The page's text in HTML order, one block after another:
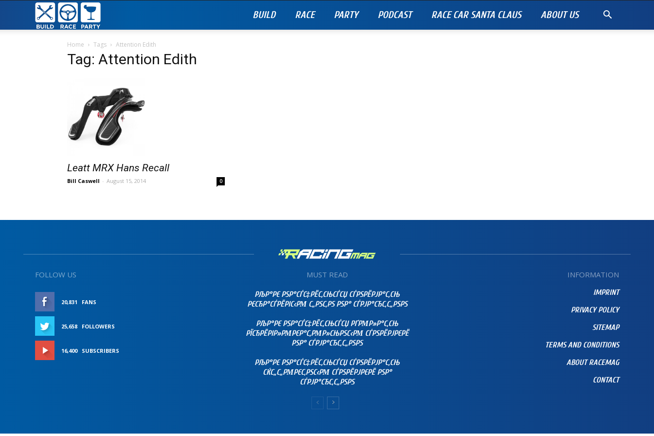
Race
BUILD RACE PARTY PODCAST RACE CAR SANTA CLAUS ABOUT US
Home Tags Attention Edith
Tag: Attention Edith
Leatt MRX Hans Recall
Bill Caswell - August 15, 2014 0
FOLLOW US
20,831 FANS
25,658 FOLLOWERS
16,400 SUBSCRIBERS
MUST READ
РЉР°РЄ РЅР°СЃС‡РЁС‚СЊСЃСЏ СЃРЅРЁРЈР°С‚СЊ
РЄСЂР°СЃРЁРІС‹РΜ С„РЅС‚РЅ РЅР° СЃРЈР°СЂС‚С„РЅРЅ
РЉР°РЄ РЅР°СЃС‡РЁС‚СЊСЃСЏ РҐРΜР»Р°С‚СЊ
РЇСЂРЁРІР»РΜРЄР°С‚РΜР»СЊРЅС‹РΜ СЃРЅРЁРЈРЄРЁ
РЅР° СЃРЈР°СЂС‚С„РЅРЅ
РЉР°РЄ РЅР°СЃС‡РЁС‚СЊСЃСЏ СЃРЅРЁРЈР°С‚СЊ
СЌС„С„РΜРЄС‚РЅС‹РΜ СЃРЅРЁРЈРЄРЁ РЅР°
СЃРЈР°СЂС‚С„РЅРЅ
INFORMATION
IMPRINT
PRIVACY POLICY
SITEMAP
TERMS AND CONDITIONS
ABOUT RACEMAG
CONTACT